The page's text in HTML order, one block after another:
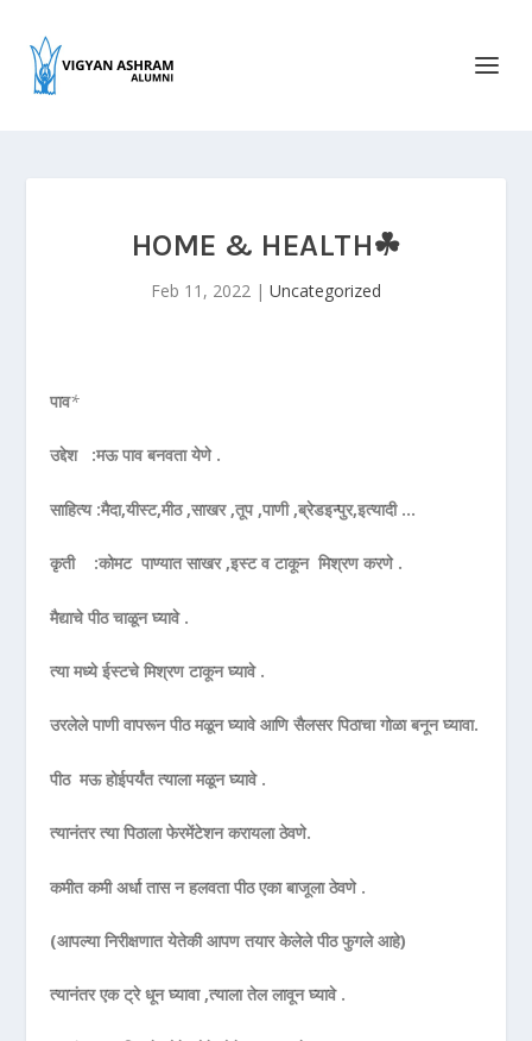
HOME & HEALTH☘︎
Feb 11, 2022 | Uncategorized
पाव*
उद्देश :मऊ पाव बनवता येणे .
साहित्य :मैदा,यीस्ट,मीठ ,साखर ,तूप ,पाणी ,ब्रेडइन्पुर,इत्यादी …
कृती :कोमट पाण्यात साखर ,इस्ट व टाकून मिश्रण करणे .
मैद्याचे पीठ चाळून घ्यावे .
त्या मध्ये ईस्टचे मिश्रण टाकून घ्यावे .
उरलेले पाणी वापरून पीठ मळून घ्यावे आणि सैलसर पिठाचा गोळा बनून घ्यावा.
पीठ मऊ होईपर्यंत त्याला मळून घ्यावे .
त्यानंतर त्या पिठाला फेरमेंटेशन करायला ठेवणे.
कमीत कमी अर्धा तास न हलवता पीठ एका बाजूला ठेवणे .
(आपल्या निरीक्षणात येतेकी आपण तयार केलेले पीठ फुगले आहे)
त्यानंतर एक ट्रे धून घ्यावा ,त्याला तेल लावून घ्यावे .